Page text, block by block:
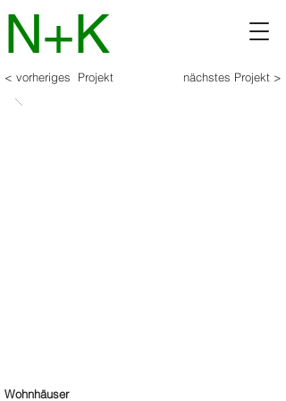
N+K
< vorheriges Projekt nächstes Projekt >
Wohnhäuser